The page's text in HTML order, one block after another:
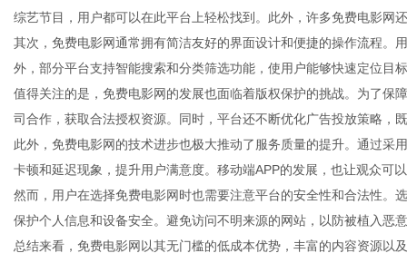
综艺节目，用户都可以在此平台上轻松找到。此外，许多免费电影网
其次，免费电影网通常拥有简洁友好的界面设计和便捷的操作流程。
外，部分平台支持智能搜索和分类筛选功能，使用户能够快速定位目
值得关注的是，免费电影网的发展也面临着版权保护的挑战。为了保
司合作，获取合法授权资源。同时，平台还不断优化广告投放策略，
此外，免费电影网的技术进步也极大推动了服务质量的提升。通过采
卡顿和延迟现象，提升用户满意度。移动端APP的发展，也让观众可
然而，用户在选择免费电影网时也需要注意平台的安全性和合法性。
保护个人信息和设备安全。避免访问不明来源的网站，以防被植入恶
总结来看，免费电影网以其无门槛的低成本优势，丰富的内容资源以